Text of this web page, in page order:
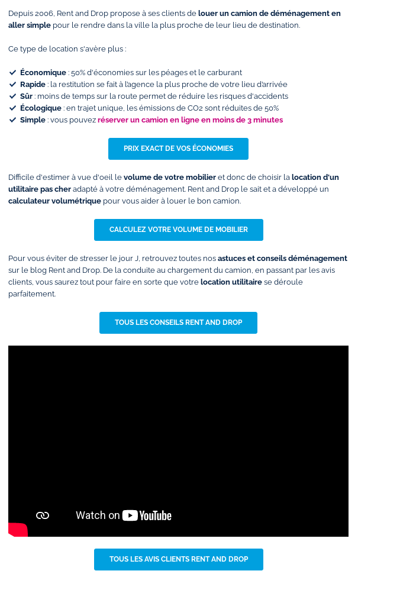
Depuis 2006, Rent and Drop propose à ses clients de louer un camion de déménagement en
aller simple pour le rendre dans la ville la plus proche de leur lieu de destination.
Ce type de location s'avère plus :
Économique : 50% d'économies sur les péages et le carburant
Rapide : la restitution se fait à l’agence la plus proche de votre lieu d’arrivée
Sûr : moins de temps sur la route permet de réduire les risques d'accidents
Écologique : en trajet unique, les émissions de CO2 sont réduites de 50%
Simple : vous pouvez réserver un camion en ligne en moins de 3 minutes
PRIX EXACT DE VOS ÉCONOMIES
Difficile d'estimer à vue d'oeil le volume de votre mobilier et donc de choisir la location d'un
utilitaire pas cher adapté à votre déménagement. Rent and Drop le sait et a développé un
calculateur volumétrique pour vous aider à louer le bon camion.
CALCULEZ VOTRE VOLUME DE MOBILIER
Pour vous éviter de stresser le jour J, retrouvez toutes nos astuces et conseils déménagement
sur le blog Rent and Drop. De la conduite au chargement du camion, en passant par les avis
clients, vous saurez tout pour faire en sorte que votre location utilitaire se déroule
parfaitement.
TOUS LES CONSEILS RENT AND DROP
TOUS LES AVIS CLIENTS RENT AND DROP